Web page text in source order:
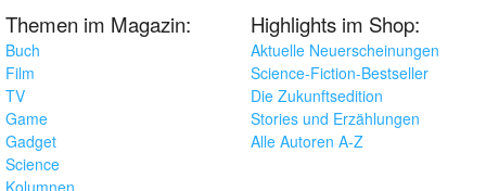
Themen im Magazin:
Buch
Film
TV
Game
Gadget
Science
Highlights im Shop:
Aktuelle Neuerscheinungen
Science-Fiction-Bestseller
Die Zukunftsedition
Stories und Erzählungen
Alle Autoren A-Z